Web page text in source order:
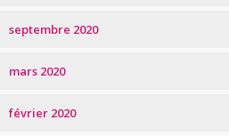
septembre 2020
mars 2020
février 2020